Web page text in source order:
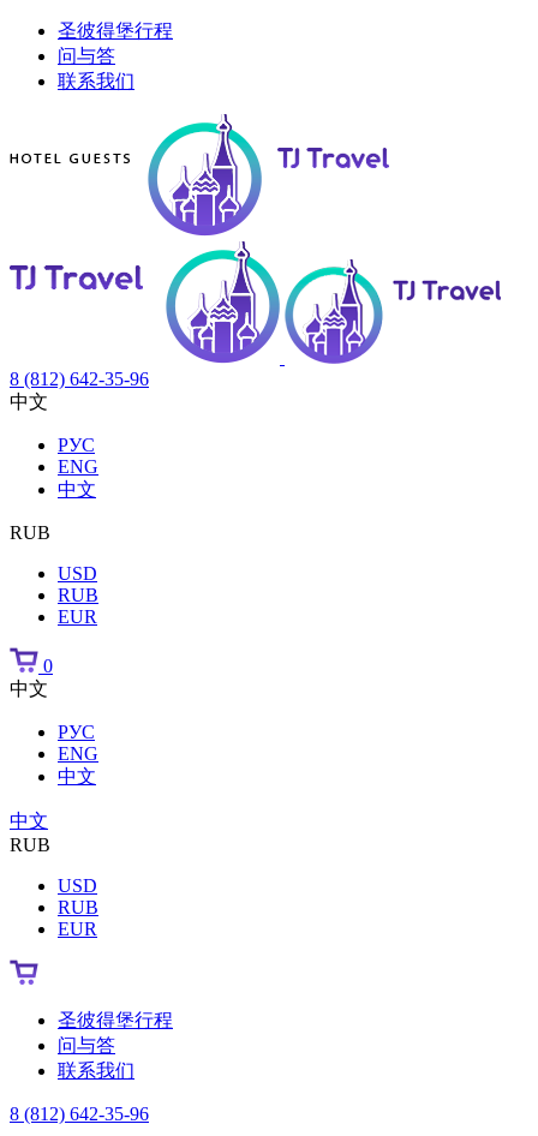
圣彼得堡行程
问与答
联系我们
8 (812) 642-35-96
中文
РУС
ENG
中文
RUB
USD
RUB
EUR
0
中文
РУС
ENG
中文
中文
RUB
USD
RUB
EUR
圣彼得堡行程
问与答
联系我们
8 (812) 642-35-96